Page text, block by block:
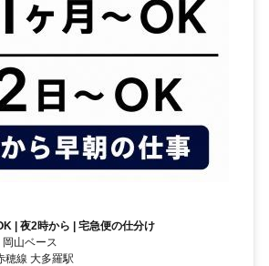
| 夜2時から | 宅急便の仕分け
山ベース
穂線 大多羅駅